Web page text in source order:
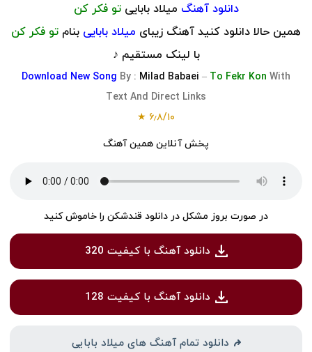
دانلود آهنگ میلاد بابایی تو فکر کن
همین حالا دانلود کنید آهنگ زیبای میلاد بابایی بنام تو فکر کن
با لینک مستقیم ♪
Download New Song By : Milad Babaei – To Fekr Kon With
Text And Direct Links
۶٫۸/۱۰
★
پخش آنلاین همین آهنگ
در صورت بروز مشکل در دانلود قندشکن را خاموش کنید
دانلود آهنگ با کیفیت 320
دانلود آهنگ با کیفیت 128
دانلود تمام آهنگ های میلاد بابایی